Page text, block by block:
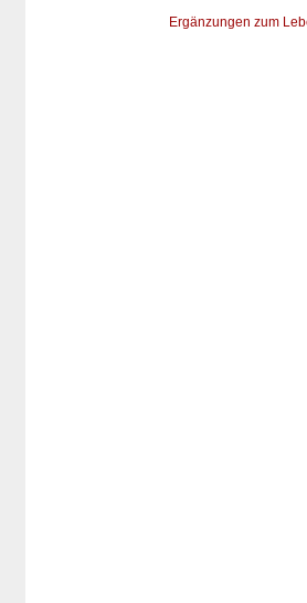
Ergänzungen zum